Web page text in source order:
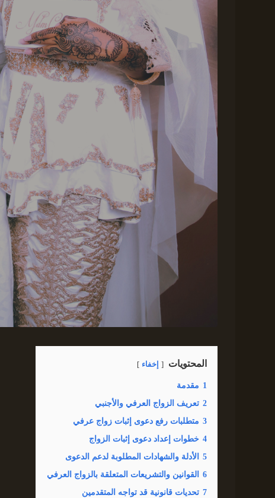
المحتويات إخفاء
1 مقدمة
2 تعريف الزواج العرفي والأجنبي
3 متطلبات رفع دعوى إثبات زواج عرفي
4 خطوات إعداد دعوى إثبات الزواج
5
الأدلة والشهادات المطلوبة لدعم الدعوى
6
القوانين والتشريعات المتعلقة بالزواج العرفي
7 تحديات قانونية قد تواجه المتقدمين